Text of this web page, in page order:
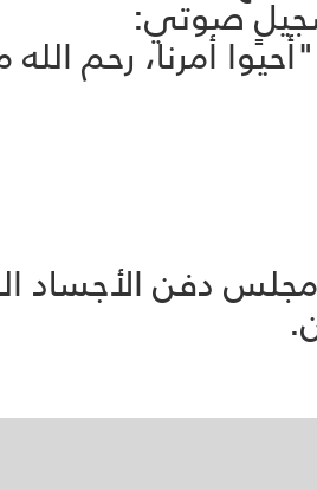
صوتي:
أمرنا، رحم
دفن الأجساد